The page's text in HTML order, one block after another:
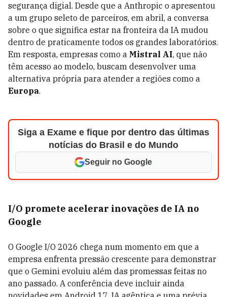
segurança digial. Desde que a Anthropic o apresentou
a um grupo seleto de parceiros, em abril, a conversa
sobre o que significa estar na fronteira da IA mudou
dentro de praticamente todos os grandes laboratórios.
Em resposta, empresas como a Mistral AI, que não
têm acesso ao modelo, buscam desenvolver uma
alternativa própria para atender a regiões como a
Europa.
Siga a Exame e fique por dentro das últimas
notícias do Brasil e do Mundo
Seguir no Google
I/O promete acelerar inovações de IA no
Google
O Google I/O 2026 chega num momento em que a
empresa enfrenta pressão crescente para demonstrar
que o Gemini evoluiu além das promessas feitas no
ano passado. A conferência deve incluir ainda